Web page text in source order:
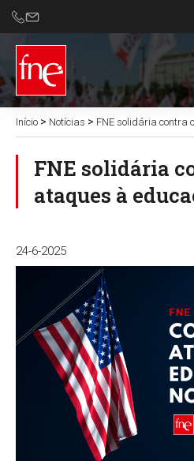
Início > Notícias > FNE solidária contra
FNE solidária
ataques à
24-6-2025